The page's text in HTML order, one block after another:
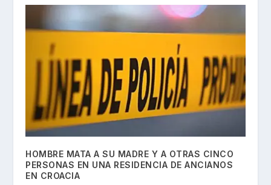
HOMBRE MATA A SU MADRE Y A OTRAS CINCO
PERSONAS EN UNA RESIDENCIA DE ANCIANOS
EN CROACIA